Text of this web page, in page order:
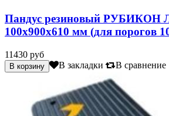
Пандус резиновый РУБИКОН
100х900х610 мм (для порогов
11430 руб
В закладки В сравнение